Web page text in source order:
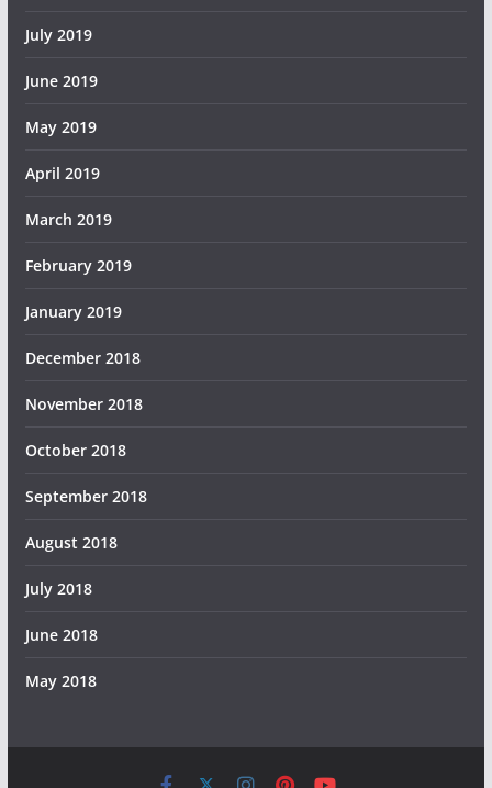
July 2019
June 2019
May 2019
April 2019
March 2019
February 2019
January 2019
December 2018
November 2018
October 2018
September 2018
August 2018
July 2018
June 2018
May 2018